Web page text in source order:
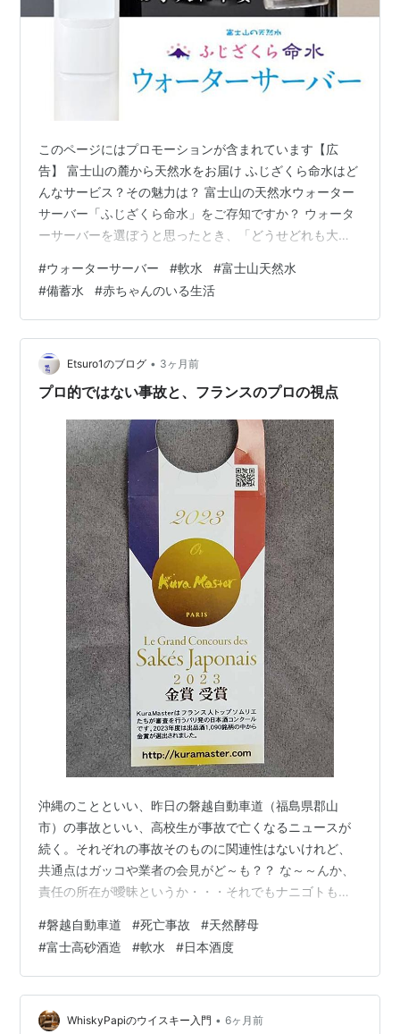
このページにはプロモーションが含まれています【広
告】 富士山の麓から天然水をお届け ふじざくら命水はど
んなサービス？その魅力は？ 富士山の天然水ウォーター
サーバー「ふじざくら命水」をご存知ですか？ ウォータ
ーサーバーを選ぼうと思ったとき、「どうせどれも大差
ます。 でも、ふじざくら命水のことを知れば知るほど、
他とは少し違う背景があることに気づかされます。今回
はその魅力を、できるだけ丁寧にお伝えしてみます。
「水を売るため」に生まれた会社ではなかった まず、こ
のサービスを提供する富士観光開発株式会社の成り立ち
を知っておくと、ふじざくら命水をより深く…
#ウォーターサーバー #軟水 #富士山天然水
#備蓄水 #赤ちゃんのいる生活
Etsuro1のブログ • 3ヶ月前
プロ的ではない事故と、フランスのプロの視点
沖縄のことといい、昨日の磐越自動車道（福島県郡山
市）の事故といい、高校生が事故で亡くなるニュースが
続く。それぞれの事故そのものに関連性はないけれど、
共通点はガッコや業者の会見がど～も？？ な～～んか、
責任の所在が曖昧というか・・・それでもナニゴトも起
ナニゴトかが起こるなんて稀だから、そういう想定はし
なくてもイイのだろう・・・か？ なぁ・・・。 こういう
コトって、万が一を想定して慎重論を展開すると嫌われ
たりするからねぇ。 ワガハイは慎重論派なんで、これま
で生きてきた中でも何度となく意見を却下されてきたの
#磐越自動車道 #死亡事故 #天然酵母
#富士高砂酒造 #軟水 #日本酒度
WhiskyPapiのウイスキー入門 • 6ヶ月前